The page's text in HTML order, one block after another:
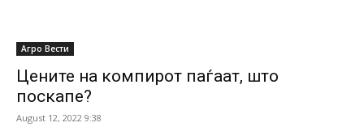
Агро Вести
Цените на компирот паѓаат, што
поскапе?
August 12, 2022 9:38